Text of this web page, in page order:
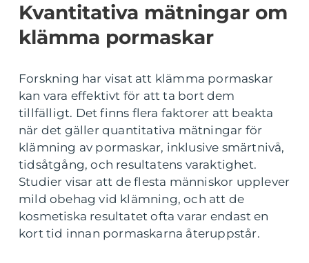
Kvantitativa mätningar om
klämma pormaskar
Forskning har visat att klämma pormaskar
kan vara effektivt för att ta bort dem
tillfälligt. Det finns flera faktorer att beakta
när det gäller quantitativa mätningar för
klämning av pormaskar, inklusive smärtnivå,
tidsåtgång, och resultatens varaktighet.
Studier visar att de flesta människor upplever
mild obehag vid klämning, och att de
kosmetiska resultatet ofta varar endast en
kort tid innan pormaskarna återuppstår.